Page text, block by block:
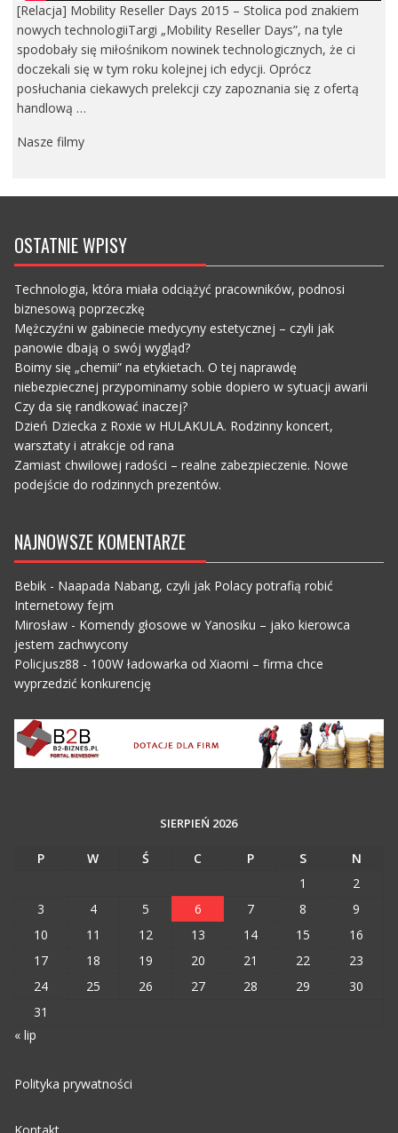
[Relacja] Mobility Reseller Days 2015 – Stolica pod znakiem
nowych technologiiTargi „Mobility Reseller Days”, na tyle
spodobały się miłośnikom nowinek technologicznych, że ci
doczekali się w tym roku kolejnej ich edycji. Oprócz
posłuchania ciekawych prelekcji czy zapoznania się z ofertą
handlową …
Nasze filmy
OSTATNIE WPISY
Technologia, która miała odciążyć pracowników, podnosi
biznesową poprzeczkę
Mężczyźni w gabinecie medycyny estetycznej – czyli jak
panowie dbają o swój wygląd?
Boimy się „chemii” na etykietach. O tej naprawdę
niebezpiecznej przypominamy sobie dopiero w sytuacji awarii
Czy da się randkować inaczej?
Dzień Dziecka z Roxie w HULAKULA. Rodzinny koncert,
warsztaty i atrakcje od rana
Zamiast chwilowej radości – realne zabezpieczenie. Nowe
podejście do rodzinnych prezentów.
NAJNOWSZE KOMENTARZE
Bebik- Naapada Nabang, czyli jak Polacy potrafią robić
Internetowy fejm
Mirosław- Komendy głosowe w Yanosiku – jako kierowca
jestem zachwycony
Policjusz88 - 100W ładowarka od Xiaomi – firma chce
wyprzedzić konkurencję
SIERPIEŃ 2026
P W Ś C P S
N
1
2
3
4 5 6 7 8
9
10
11 12 13 14 15
16
17
18 19 20 21 22
23
24
25 26 27 28 29
30
31
« lip
Polityka prywatności
Kontakt